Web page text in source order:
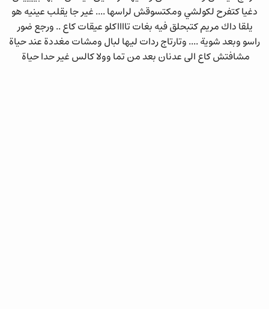
دغيا كتفرح لكولشي ومكتسوقش لراسها .... غير جا يقلب عينيه هو
يلقا داك مريم كتبحلق فيه بغات تااااكلو عيقات كاع .. ورجع ضور
راسو وبعد شوية .... وتارتاج ردات ليها لبال ومشات مغددة عند حياة
مشافتش كاع الى عدنان بعد من تما وولا كالس غير حدا حياة